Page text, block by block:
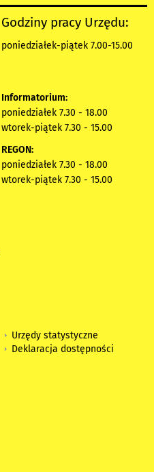
Godziny pracy Urzędu:
poniedziałek-piątek 7.00-15.00
Informatorium:
poniedziałek 7.30 - 18.00
wtorek-piątek 7.30 - 15.00
REGON:
poniedziałek 7.30 - 18.00
wtorek-piątek 7.30 - 15.00
Urzędy statystyczne
Deklaracja dostępności